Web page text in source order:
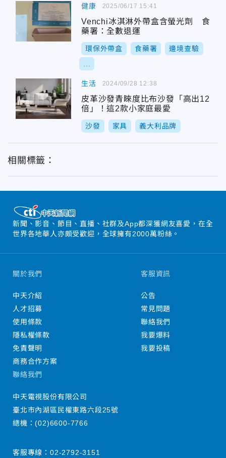
健康
Venchi冰淇淋外帶盒含螢光劑 食
藥署：全數退運
環保外帶盒 食藥署 邊境查驗
2025/06/17 15:41
生活
皮革沙發青睞度比布沙發「高出12
倍」！這2款小家庭最愛
沙發 家具 義大利品牌
2024/09/28 12:38
相關標籤：
新聞、影音、節目、直播、社群及App都深獲網友喜愛，在全
世界各地華人亦頗受歡迎，全球擁有2000萬粉絲。
關於我們
中天介紹
人才招募
使用條款
隱私權條款
免責聲明
商務合作方案
客服資訊
公告
常見問題
聯絡我們
我要爆料
我要投稿
聯絡我們
中天電視股份有限公司
臺北市內湖區民權東路六段25號
總機：(02)6600-7766
客服專線： 02-2792-3151